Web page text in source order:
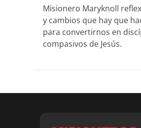
Misionero Maryknoll
y cambios que hay que
para convertirnos en
compasivos de Jesús.